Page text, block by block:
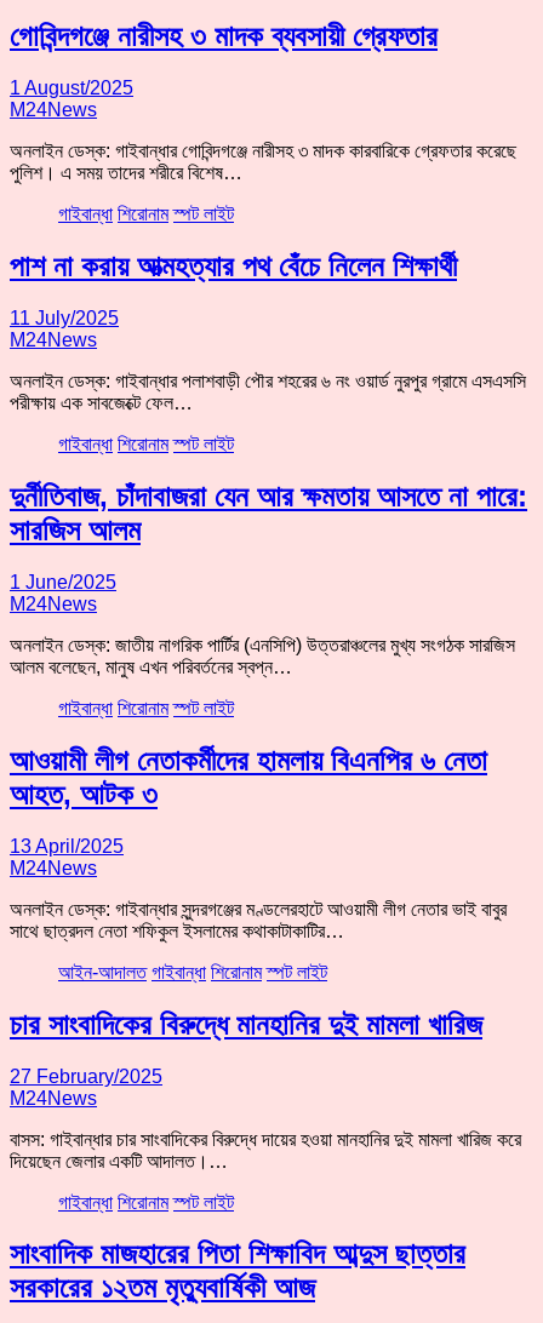
গোবিন্দগঞ্জে নারীসহ ৩ মাদক ব্যবসায়ী গ্রেফতার
1 August/2025
M24News
অনলাইন ডেস্ক: গাইবান্ধার গোবিন্দগঞ্জে নারীসহ ৩ মাদক কারবারিকে গ্রেফতার করেছে
পুলিশ। এ সময় তাদের শরীরে বিশেষ…
গাইবান্ধা শিরোনাম স্পট লাইট
পাশ না করায় আত্মহত্যার পথ বেঁচে নিলেন শিক্ষার্থী
11 July/2025
M24News
অনলাইন ডেস্ক: গাইবান্ধার পলাশবাড়ী পৌর শহরের ৬ নং ওয়ার্ড নুরপুর গ্রামে এসএসসি
পরীক্ষায় এক সাবজেক্টে ফেল…
গাইবান্ধা শিরোনাম স্পট লাইট
দুর্নীতিবাজ, চাঁদাবাজরা যেন আর ক্ষমতায় আসতে না পারে:
সারজিস আলম
1 June/2025
M24News
অনলাইন ডেস্ক: জাতীয় নাগরিক পার্টির (এনসিপি) উত্তরাঞ্চলের মুখ্য সংগঠক সারজিস
আলম বলেছেন, মানুষ এখন পরিবর্তনের স্বপ্ন…
গাইবান্ধা শিরোনাম স্পট লাইট
আওয়ামী লীগ নেতাকর্মীদের হামলায় বিএনপির ৬ নেতা
আহত, আটক ৩
13 April/2025
M24News
অনলাইন ডেস্ক: গাইবান্ধার সুন্দরগঞ্জের মণ্ডলেরহাটে আওয়ামী লীগ নেতার ভাই বাবুর
সাথে ছাত্রদল নেতা শফিকুল ইসলামের কথাকাটাকাটির…
আইন-আদালত গাইবান্ধা শিরোনাম স্পট লাইট
চার সাংবাদিকের বিরুদ্ধে মানহানির দুই মামলা খারিজ
27 February/2025
M24News
বাসস: গাইবান্ধার চার সাংবাদিকের বিরুদ্ধে দায়ের হওয়া মানহানির দুই মামলা খারিজ করে
দিয়েছেন জেলার একটি আদালত।…
গাইবান্ধা শিরোনাম স্পট লাইট
সাংবাদিক মাজহারের পিতা শিক্ষাবিদ আব্দুস ছাত্তার
সরকারের ১২তম মৃত্যুবার্ষিকী আজ